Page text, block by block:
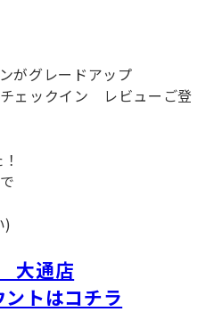
がグレードアップ
ェックイン レビューご登
)
大通店
トはコチラ